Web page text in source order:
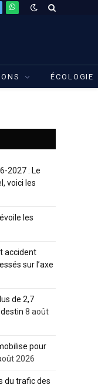
WhatsApp
ÉCOLOGIE
2027 : Le
voici les
les
accident
sur l’axe
de 2,7
8 août
pour
2026
du trafic des